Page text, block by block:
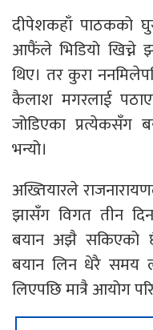
दीपेशकहाँ पाठकको
आफैंले भिडियो खिच्ने
थिए। तर कुरा
कैलाश मगरलाई
जोडिएका प्रत्येकसँग
भन्यो।
अख्तियारले
झासँग विगत तीन
बयान अझै सकिएको
बयान लिन धेरै समय
लिएपछि मात्रै आयोग